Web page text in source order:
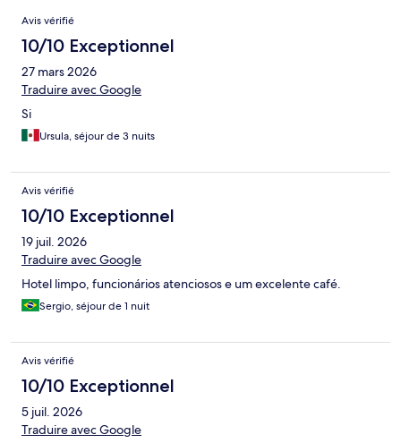
Avis
Avis vérifié
10/10 Exceptionnel
27 mars 2026
Traduire avec Google
Si
Ursula, séjour de 3 nuits
Avis vérifié
10/10 Exceptionnel
19 juil. 2026
Traduire avec Google
Hotel limpo, funcionários atenciosos e um excelente café.
Sergio, séjour de 1 nuit
Avis vérifié
10/10 Exceptionnel
5 juil. 2026
Traduire avec Google